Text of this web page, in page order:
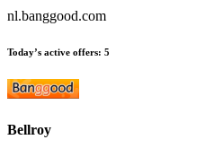
nl.banggood.com
Today’s active offers: 5
Bellroy